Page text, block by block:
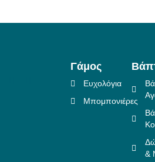
Γάμος
Ευχολόγια
Μπομπονιέρες
&